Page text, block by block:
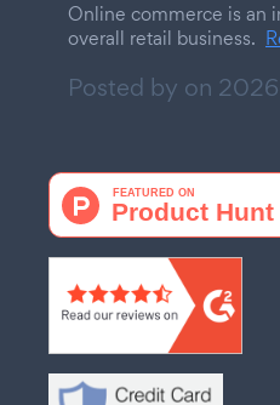
Online commerce is an
overall retail business.
Posted by on